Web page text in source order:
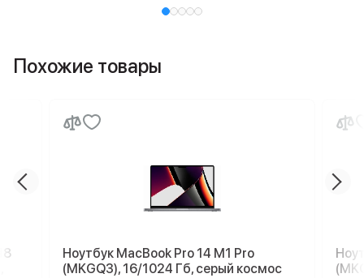
Похожие товары
Ноутбук MacBook Pro 14 M1 Pro
(MKGQ3), 16/1024 Гб, серый космос